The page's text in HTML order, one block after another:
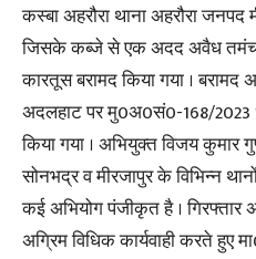
कस्बा अहरौरा थाना अहरौरा जनपद
जिसके कब्जे से एक अदद अवैध
कारतूस बरामद किया गया ।
अदलहाट पर मु0अ0सं0-168/2023
किया गया । अभियुक्त विजय कुमार
सोनभद्र व मीरजापुर के विभिन्न
कई अभियोग पंजीकृत है । गिरफ्तार
अग्रिम विधिक कार्यवाही करते हुए